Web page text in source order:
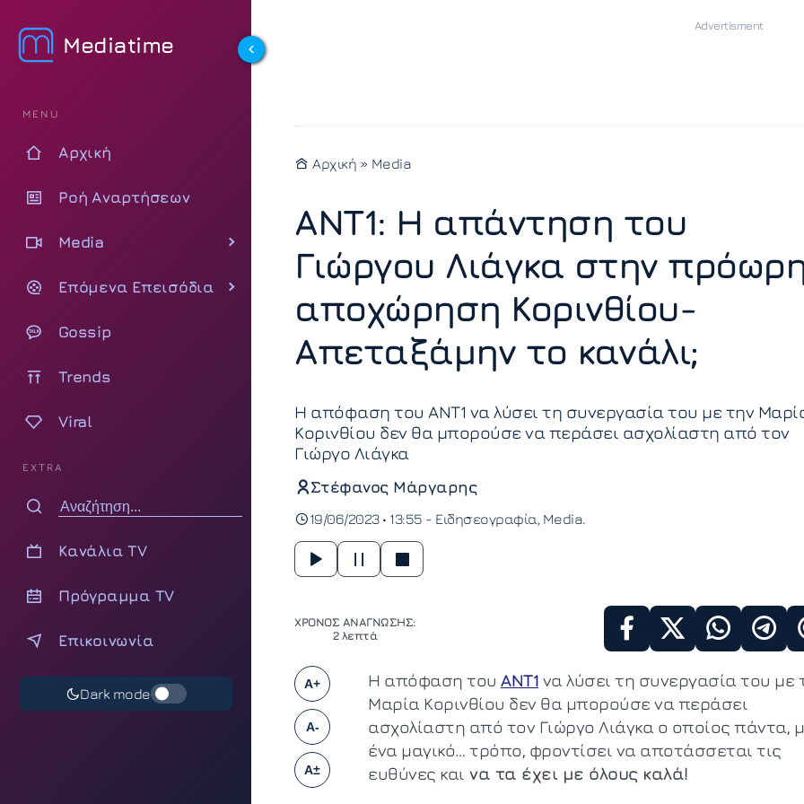
Mediatime
MENU
Αρχική
Ροή Αναρτήσεων
Media
Επόμενα Επεισόδια
Gossip
Trends
Viral
EXTRA
Κανάλια TV
Πρόγραμμα TV
Επικοινωνία
Dark mode
Αρχική » Media
ΑΝΤ1: Η απάντηση του
Γιώργου Λιάγκα στην
αποχώρηση Κορινθίου-
Απεταξάμην το κανάλι;
Η απόφαση του ΑΝΤ1 να λύσει τη συνεργασία του με την
Κορινθίου δεν θα μπορούσε να περάσει ασχολίαστη από τον
Γιώργο Λιάγκα
Στέφανος Μάργαρης
19/06/2023 • 13:55 - Ειδησεογραφία Media
ΧΡΟΝΟΣ ΑΝΑΓΝΩΣΗΣ:
2 λεπτά
A+
A-
A±
Η απόφαση του ΑΝΤ1 να λύσει τη συνεργασία του με
Μαρία Κορινθίου δεν θα μπορούσε να περάσει
ασχολίαστη από τον Γιώργο Λιάγκα ο οποίος πάντα,
ένα μαγικό… τρόπο, φροντίσει να αποτάσσεται τις
ευθύνες και να τα έχει με όλους καλά!